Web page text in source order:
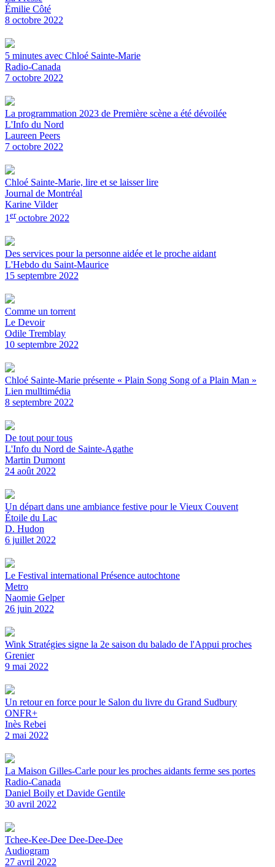
Émilie Côté
8 octobre 2022
5 minutes avec Chloé Sainte-Marie
Radio-Canada
7 octobre 2022
La programmation 2023 de Première scène a été dévoilée
L'Info du Nord
Laureen Peers
7 octobre 2022
Chloé Sainte-Marie, lire et se laisser lire
Journal de Montréal
Karine Vilder
1 eroctobre 2022
Des services pour la personne aidée et le proche aidant
L'Hebdo du Saint-Maurice
15 septembre 2022
Comme un torrent
Le Devoir
Odile Tremblay
10 septembre 2022
Chloé Sainte-Marie présente « Plain Song Song of a Plain Man »
Lien mulltimédia
8 septembre 2022
De tout pour tous
L'Info du Nord de Sainte-Agathe
Martin Dumont
24 août 2022
Un départ dans une ambiance festive pour le Vieux Couvent
Étoile du Lac
D. Hudon
6 juillet 2022
Le Festival international Présence autochtone
Metro
Naomie Gelper
26 juin 2022
Wink Stratégies signe la 2e saison du balado de l'Appui proches
Grenier
9 mai 2022
Un retour en force pour le Salon du livre du Grand Sudbury
ONFR+
Inès Rebei
2 mai 2022
La Maison Gilles-Carle pour les proches aidants ferme ses portes
Radio-Canada
Daniel Boily et Davide Gentile
30 avril 2022
Tchee-Kee-Dee Dee-Dee-Dee
Audiogram
27 avril 2022